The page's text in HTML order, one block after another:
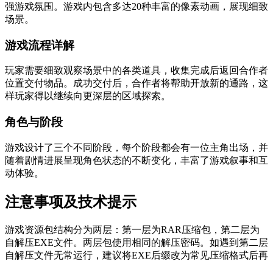
强游戏氛围。游戏内包含多达20种丰富的像素动画，展现细致
场景。
游戏流程详解
玩家需要细致观察场景中的各类道具，收集完成后返回合作者
位置交付物品。成功交付后，合作者将帮助开放新的通路，这
样玩家得以继续向更深层的区域探索。
角色与阶段
游戏设计了三个不同阶段，每个阶段都会有一位主角出场，并
随着剧情进展呈现角色状态的不断变化，丰富了游戏叙事和互
动体验。
注意事项及技术提示
游戏资源包结构分为两层：第一层为RAR压缩包，第二层为
自解压EXE文件。两层包使用相同的解压密码。如遇到第二层
自解压文件无常运行，建议将EXE后缀改为常见压缩格式后再